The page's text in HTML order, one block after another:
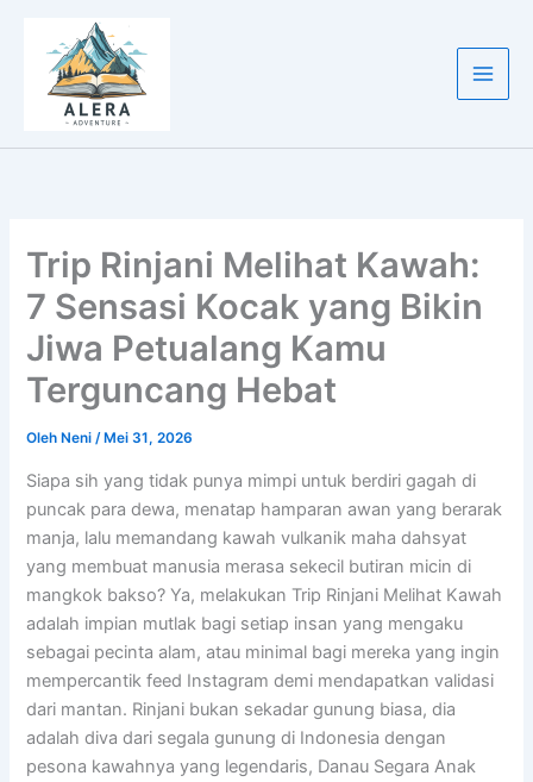
konten
Trip Rinjani Melihat Kawah:
7 Sensasi Kocak yang Bikin
Jiwa Petualang Kamu
Terguncang Hebat
Oleh Neni/ Mei 31, 2026
Siapa sih yang tidak punya mimpi untuk berdiri gagah di
puncak para dewa, menatap hamparan awan yang berarak
manja, lalu memandang kawah vulkanik maha dahsyat
yang membuat manusia merasa sekecil butiran micin di
mangkok bakso? Ya, melakukan Trip Rinjani Melihat Kawah
adalah impian mutlak bagi setiap insan yang mengaku
sebagai pecinta alam, atau minimal bagi mereka yang ingin
mempercantik feed Instagram demi mendapatkan validasi
dari mantan. Rinjani bukan sekadar gunung biasa, dia
adalah diva dari segala gunung di Indonesia dengan
pesona kawahnya yang legendaris, Danau Segara Anak